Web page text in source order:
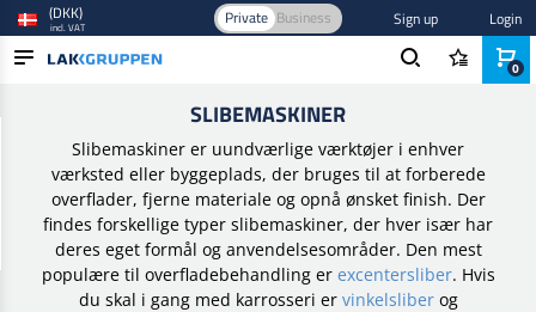
BLOG
BRANDS
NEW IN
(DKK)
incl. VAT Private Business Sign up Login
SLIBEMASKINER
Slibemaskiner er uundværlige værktøjer i enhver
værksted eller byggeplads, der bruges til at forberede
overflader, fjerne materiale og opnå ønsket finish. Der
findes forskellige typer slibemaskiner, der hver især har
deres eget formål og anvendelsesområder. Den mest
populære til overfladebehandling er excentersliber. Hvis
du skal i gang med karrosseri er vinkelsliberog
0